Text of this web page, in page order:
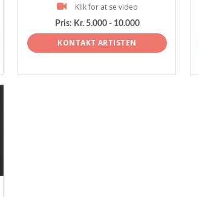
Klik for at se video
Pris: Kr. 5.000 - 10.000
KONTAKT ARTISTEN